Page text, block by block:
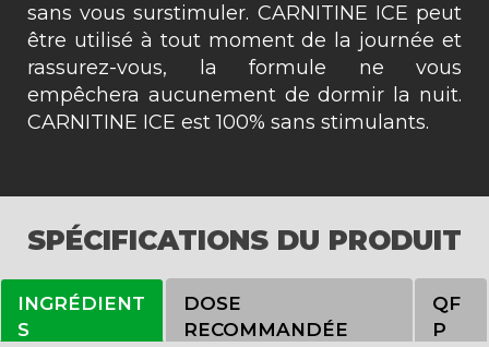
sans vous surstimuler. CARNITINE ICE peut
être utilisé à tout moment de la journée et
rassurez-vous, la formule ne vous
empêchera aucunement de dormir la nuit.
CARNITINE ICE est 100% sans stimulants.
SPÉCIFICATIONS DU PRODUIT